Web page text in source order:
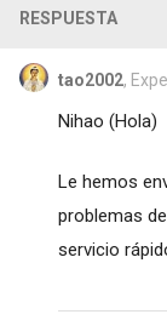
RESPUESTA
tao2002,
Nihao (Hola)
Le hemos
problemas
servicio